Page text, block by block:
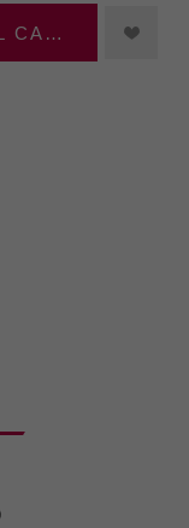
CARRELLO